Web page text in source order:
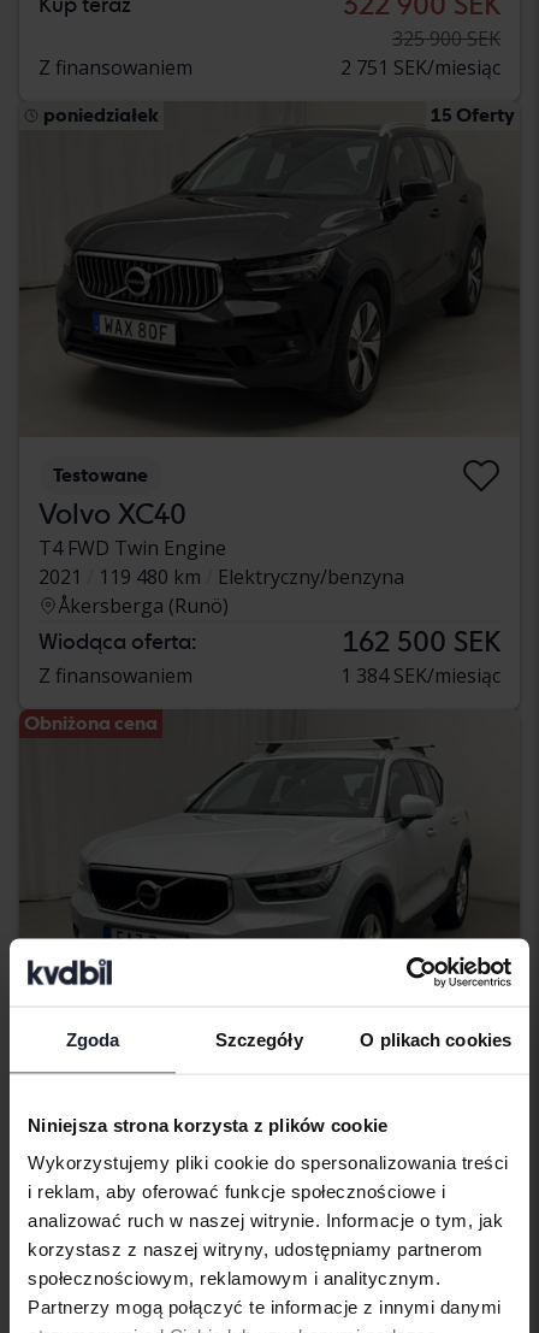
Zgoda Szczegóły O plikach cookies
Niniejsza strona korzysta z plików cookie
Wykorzystujemy pliki cookie do spersonalizowania treści
i reklam, aby oferować funkcje społecznościowe i
analizować ruch w naszej witrynie. Informacje o tym, jak
korzystasz z naszej witryny, udostępniamy partnerom
społecznościowym, reklamowym i analitycznym.
Partnerzy mogą połączyć te informacje z innymi danymi
325 900 SEK
Z finansowaniem
2 751 SEK/miesiąc
poniedziałek 15 Oferty
Testowane
Volvo XC40
T4 FWD Twin Engine
2021
119 480 km
Elektryczny/benzyna
Åkersberga (Runö)
Wiodąca oferta: 162 500 SEK
Z finansowaniem 1 384 SEK/miesiąc
Obniżona cena
Volvo XC40
D3 AWD
2020
162 440 km
Diesel
Åkersberga (Runö)
Kup teraz 217 800 SEK
224 900 SEK
Z finansowaniem
1 856 SEK/miesiąc